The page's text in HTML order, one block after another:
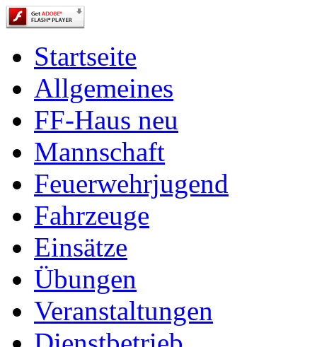
Startseite
Allgemeines
FF-Haus neu
Mannschaft
Feuerwehrjugend
Fahrzeuge
Einsätze
Übungen
Veranstaltungen